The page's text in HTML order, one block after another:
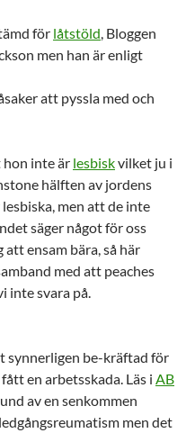
för låtstöld, Bloggen
men han är enligt
att pyssla med och
inte är lesbiskvilket ju i
hälften av jordens
men att de inte
säger något för oss
ensam bära, så här
med att peaches
inte svara på.
synnerligen be-kräftad för
en arbetsskada. Läs i AB
av en senkommen
men det